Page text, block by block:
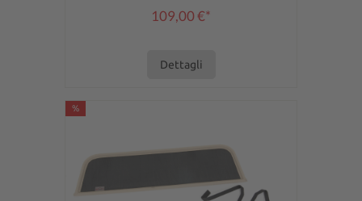
109,00 €*
Dettagli
%